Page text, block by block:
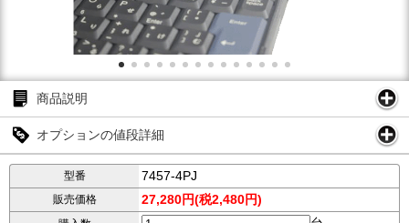
商品説明
オプションの値段詳細
型番 7457-4PJ
販売価格 27,280円(税2,480円)